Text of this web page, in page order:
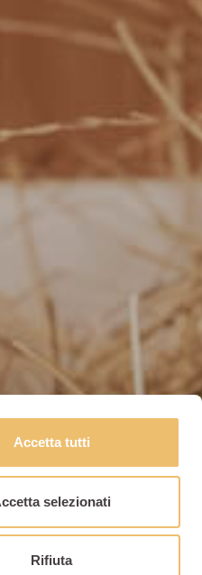
Accetta tutti
selezionati
Rifiuta